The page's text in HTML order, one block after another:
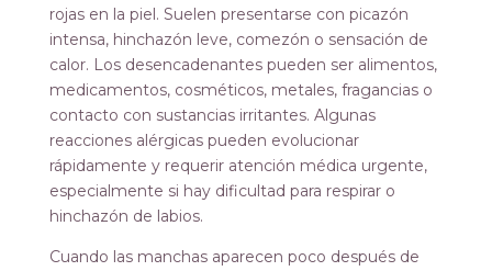
rojas en la piel. Suelen presentarse con picazón
intensa, hinchazón leve, comezón o sensación de
calor. Los desencadenantes pueden ser alimentos,
medicamentos, cosméticos, metales, fragancias o
contacto con sustancias irritantes. Algunas
reacciones alérgicas pueden evolucionar
rápidamente y requerir atención médica urgente,
especialmente si hay dificultad para respirar o
hinchazón de labios.
Cuando las manchas aparecen poco después de